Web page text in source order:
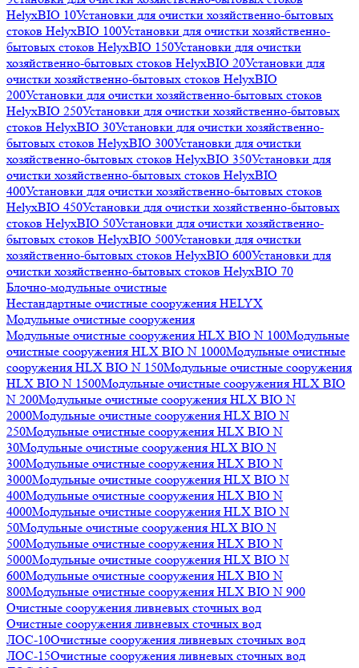
HelyxBIO 10Установки для очистки хозяйственно-бытовых
стоков HelyxBIO 100Установки для очистки хозяйственно-
бытовых стоков HelyxBIO 150Установки для очистки
хозяйственно-бытовых стоков HelyxBIO 20Установки для
очистки хозяйственно-бытовых стоков HelyxBIO
200Установки для очистки хозяйственно-бытовых стоков
HelyxBIO 250Установки для очистки хозяйственно-бытовых
стоков HelyxBIO 30Установки для очистки хозяйственно-
бытовых стоков HelyxBIO 300Установки для очистки
хозяйственно-бытовых стоков HelyxBIO 350Установки для
очистки хозяйственно-бытовых стоков HelyxBIO
400Установки для очистки хозяйственно-бытовых стоков
HelyxBIO 450Установки для очистки хозяйственно-бытовых
стоков HelyxBIO 50Установки для очистки хозяйственно-
бытовых стоков HelyxBIO 500Установки для очистки
хозяйственно-бытовых стоков HelyxBIO 600Установки для
очистки хозяйственно-бытовых стоков HelyxBIO 70
Блочно-модульные очистные
Нестандартные очистные сооружения HELYX
Модульные очистные сооружения
Модульные очистные сооружения HLX BIO N 100Модульные
очистные сооружения HLX BIO N 1000Модульные очистные
сооружения HLX BIO N 150Модульные очистные сооружения
HLX BIO N 1500Модульные очистные сооружения HLX BIO
N 200Модульные очистные сооружения HLX BIO N
2000Модульные очистные сооружения HLX BIO N
250Модульные очистные сооружения HLX BIO N
30Модульные очистные сооружения HLX BIO N
300Модульные очистные сооружения HLX BIO N
3000Модульные очистные сооружения HLX BIO N
400Модульные очистные сооружения HLX BIO N
4000Модульные очистные сооружения HLX BIO N
50Модульные очистные сооружения HLX BIO N
500Модульные очистные сооружения HLX BIO N
5000Модульные очистные сооружения HLX BIO N
600Модульные очистные сооружения HLX BIO N
800Модульные очистные сооружения HLX BIO N 900
Очистные сооружения ливневых сточных вод
Очистные сооружения ливневых сточных вод
ЛОС-10Очистные сооружения ливневых сточных вод
ЛОС-15Очистные сооружения ливневых сточных вод